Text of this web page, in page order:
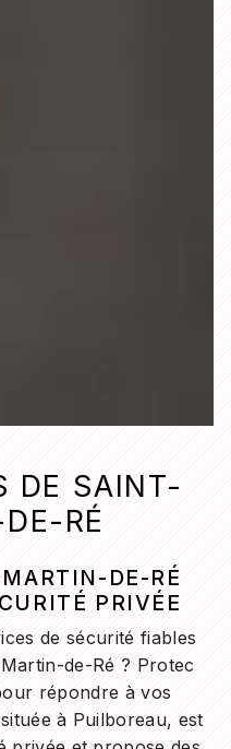
DE SAINT-
RÉ
DE-RÉ
PRIVÉE
de sécurité fiables
de-Ré ? Protec
répondre à vos
à Puilboreau, est